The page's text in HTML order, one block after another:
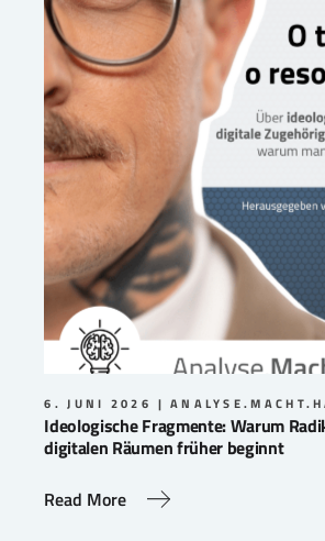
6. JUNI 2026
Ideologische Fragmente: Warum
digitalen Räumen früher beginnt
Read More